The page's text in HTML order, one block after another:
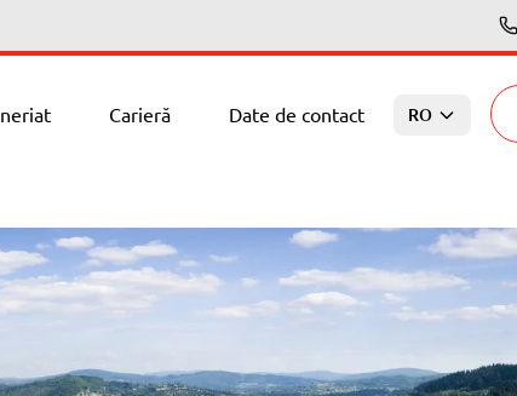
Carieră Date de contact RO